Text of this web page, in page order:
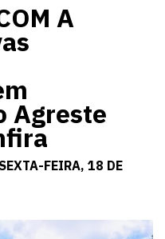
A
Agreste
FEIRA, 18 DE